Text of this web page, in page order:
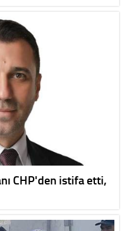
CHP'den istifa etti,